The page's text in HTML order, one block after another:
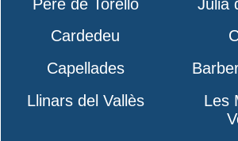
Pere de Torelló
Julià
Cardedeu
Capellades
Llinars del Vallès
Les